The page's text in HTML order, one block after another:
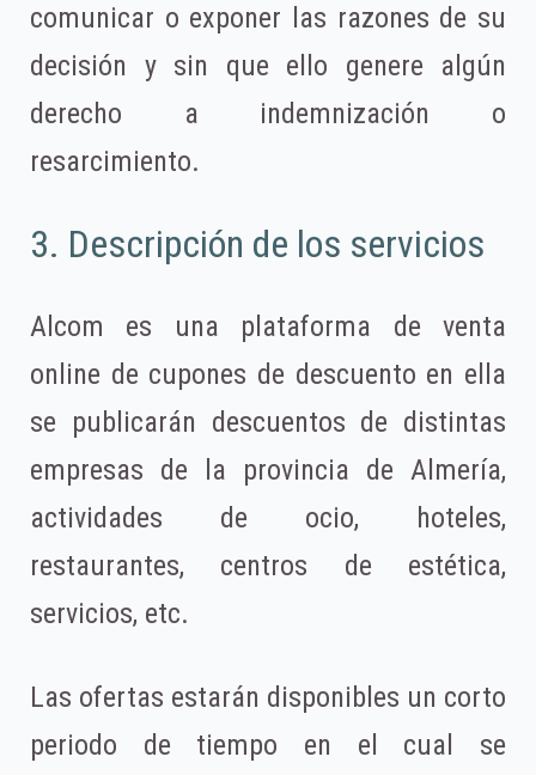
comunicar o exponer las razones de su
decisión y sin que ello genere algún
derecho a indemnización o
resarcimiento.
3. Descripción de los servicios
Alcom es una plataforma de venta
online de cupones de descuento en ella
se publicarán descuentos de distintas
empresas de la provincia de Almería,
actividades de ocio, hoteles,
restaurantes, centros de estética,
servicios, etc.
Las ofertas estarán disponibles un corto
periodo de tiempo en el cual se